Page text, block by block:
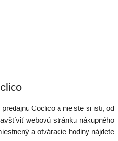
Coclico a nie ste si istí, od
webovú stránku nákupného
a otváracie hodiny nájdete